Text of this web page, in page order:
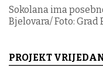
Sokolana ima
Bjelovara/ Foto: Grad
PROJEKT